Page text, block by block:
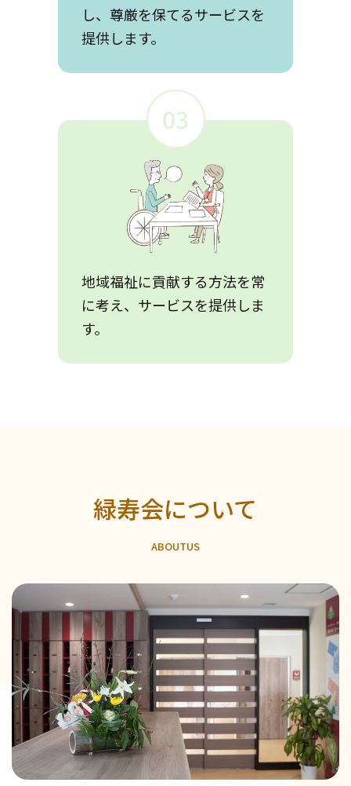
し、尊厳を保てるサービスを
提供します。
03
地域福祉に貢献する方法を常
に考え、サービスを提供しま
す。
緑寿会について
ABOUTUS